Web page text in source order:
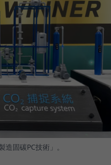
固碳PC技術」。